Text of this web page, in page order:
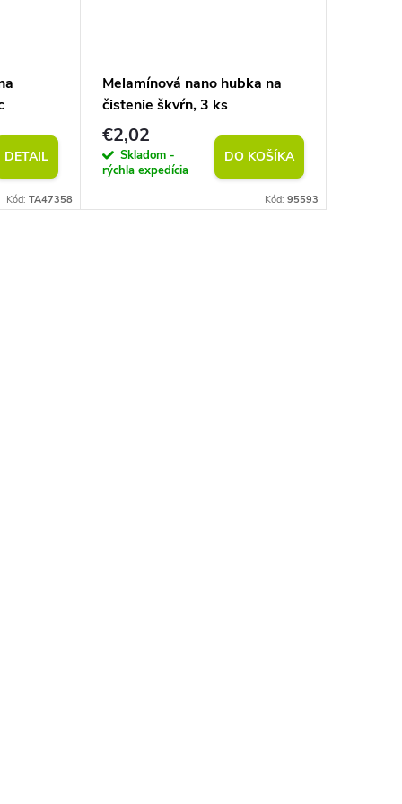
DETAIL
Kód: TA47358
Melamínová nano hubka na
čistenie škvŕn, 3 ks
€2,02
Skladom -
rýchla expedícia
DO KOŠÍKA
Kód: 95593